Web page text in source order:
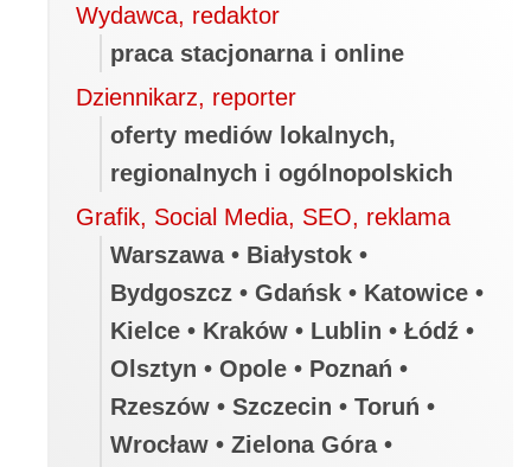
Wydawca, redaktor
praca stacjonarna i online
Dziennikarz, reporter
oferty mediów lokalnych,
regionalnych i ogólnopolskich
Grafik, Social Media, SEO, reklama
Warszawa • Białystok •
Bydgoszcz • Gdańsk • Katowice •
Kielce • Kraków • Lublin • Łódź •
Olsztyn • Opole • Poznań •
Rzeszów • Szczecin • Toruń •
Wrocław • Zielona Góra •